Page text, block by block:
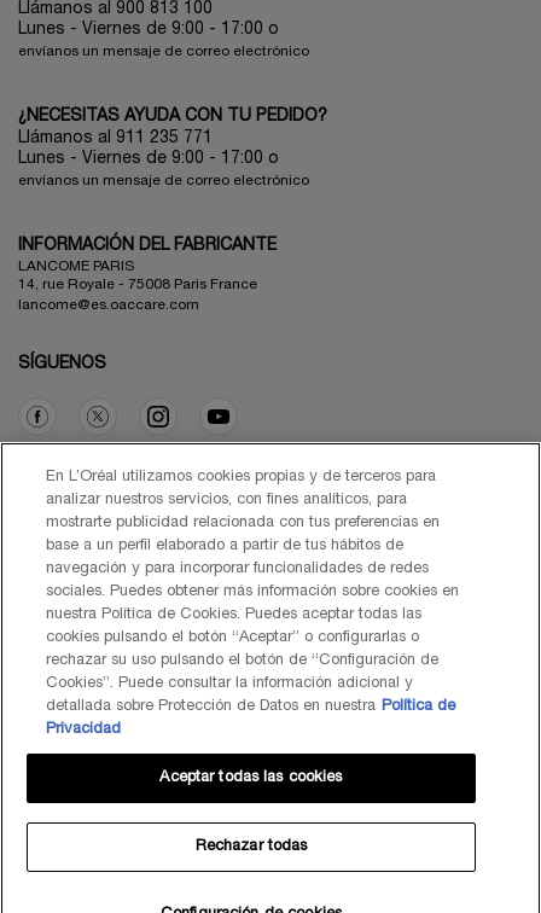
Llámanos al 900 813 100
Lunes - Viernes de 9:00 - 17:00 o
envíanos un mensaje de correo electrónico
¿NECESITAS AYUDA CON TU PEDIDO?
Llámanos al 911 235 771
Lunes - Viernes de 9:00 - 17:00 o
envíanos un mensaje de correo electrónico
INFORMACIÓN DEL FABRICANTE
LANCOME PARIS
14, rue Royale - 75008 Paris France
lancome@es.oaccare.com
SÍGUENOS
Opción de compra
€ - ES (ES)
© Lancôme 2026
Black Friday
En L’Oréal utilizamos cookies propias y de terceros para
analizar nuestros servicios, con fines analíticos, para
mostrarte publicidad relacionada con tus preferencias en
base a un perfil elaborado a partir de tus hábitos de
navegación y para incorporar funcionalidades de redes
sociales. Puedes obtener más información sobre cookies en
nuestra Política de Cookies. Puedes aceptar todas las
cookies pulsando el botón “Aceptar” o configurarlas o
rechazar su uso pulsando el botón de “Configuración de
Cookies”. Puede consultar la información adicional y
detallada sobre Protección de Datos en nuestra Política de
Privacidad
Rechazar todas
Aceptar todas las cookies